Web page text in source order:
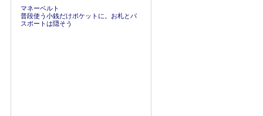
マネーベルト
普段使う小銭だけポケットに。お札とパ
スポートは隠そう